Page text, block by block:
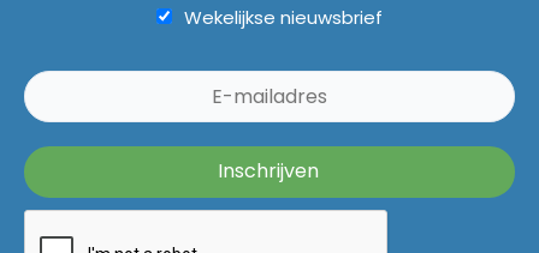
Wekelijkse nieuwsbrief